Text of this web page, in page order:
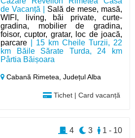
de Vacanță | Sală de mese, masă,
WIFI, living, băi private, curte-
gradina, mobilier de gradina,
foisor, cuptor, gratar, loc de joacă,
parcare | 15 km Cheile Turzii, 22
km Băile Sărate Turda, 24 km
Pârtia Băișoara
Cabană Rimetea,Județul Alba
Tichet | Card vacanță
1 - 10
3
4